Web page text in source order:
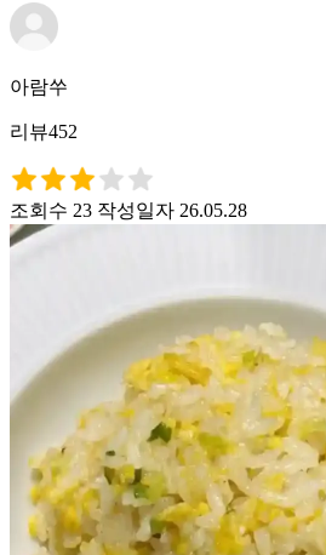
아람쑤
리뷰452
조회수 23 작성일자 26.05.28